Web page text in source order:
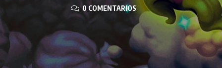
0 COMENTARIOS